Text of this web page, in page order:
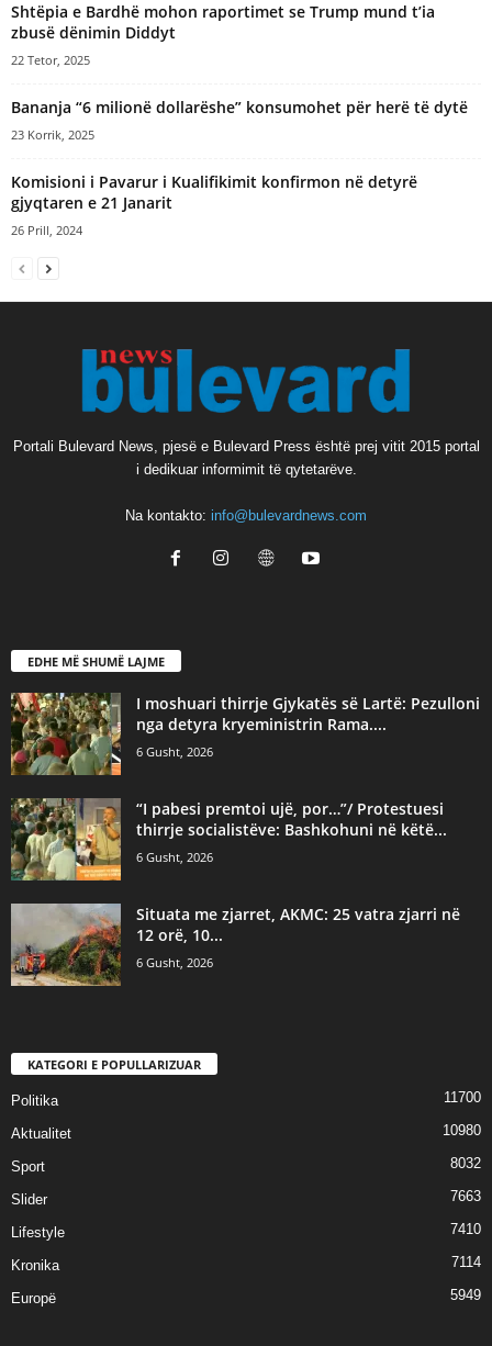
Shtëpia e Bardhë mohon raportimet se Trump mund t’ia
zbusë dënimin Diddyt
22 Tetor, 2025
Bananja “6 milionë dollarëshe” konsumohet për herë të dytë
23 Korrik, 2025
Komisioni i Pavarur i Kualifikimit konfirmon në detyrë
gjyqtaren e 21 Janarit
26 Prill, 2024
Portali Bulevard News, pjesë e Bulevard Press është prej vitit 2015 portal
i dedikuar informimit të qytetarëve.
Na kontakto: info@bulevardnews.com
EDHE MË SHUMË LAJME
I moshuari thirrje Gjykatës së Lartë: Pezulloni
nga detyra kryeministrin Rama....
6 Gusht, 2026
“I pabesi premtoi ujë, por…”/ Protestuesi
thirrje socialistëve: Bashkohuni në këtë...
6 Gusht, 2026
Situata me zjarret, AKMC: 25 vatra zjarri në
12 orë, 10...
6 Gusht, 2026
KATEGORI E POPULLARIZUAR
Politika 11700
Aktualitet 10980
Sport 8032
Slider 7663
Lifestyle 7410
Kronika 7114
Europë 5949